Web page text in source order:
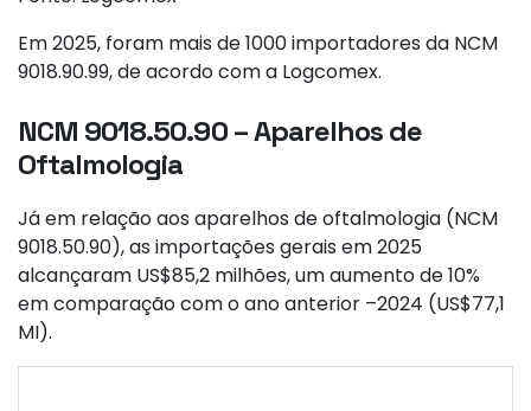
Em 2025, foram mais de 1000 importadores da NCM
9018.90.99, de acordo com a Logcomex.
NCM 9018.50.90 – Aparelhos de
Oftalmologia
Já em relação aos aparelhos de oftalmologia (NCM
9018.50.90), as importações gerais em 2025
alcançaram US$85,2 milhões, um aumento de 10%
em comparação com o ano anterior –2024 (US$77,1
MI).